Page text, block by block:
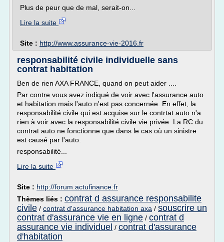
Plus de peur que de mal, serait-on...
Lire la suite
Site : http://www.assurance-vie-2016.fr
responsabilité civile individuelle sans
contrat habitation
Ben de rien AXA FRANCE, quand on peut aider ....
Par contre vous avez indiqué de voir avec l'assurance auto
et habitation mais l'auto n'est pas concernée. En effet, la
responsabilité civile qui est acquise sur le contrtat auto n'a
rien à voir avec la responsabilité civile vie privée. La RC du
contrat auto ne fonctionne que dans le cas où un sinistre
est causé par l'auto.
responsabilité...
Lire la suite
Site : http://forum.actufinance.fr
Thèmes liés : contrat d assurance responsabilite
civile / contrat d'assurance habitation axa / souscrire un
contrat d'assurance vie en ligne / contrat d
assurance vie individuel / contrat d'assurance
d'habitation